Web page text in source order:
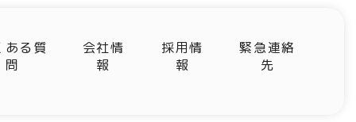
ある質
問
会社情
報
採用情
報
緊急連絡
先